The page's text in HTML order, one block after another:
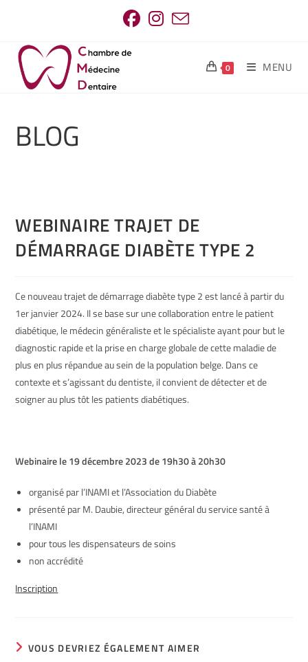
0 MENU
BLOG
WEBINAIRE TRAJET DE
DÉMARRAGE DIABÈTE TYPE 2
Ce nouveau trajet de démarrage diabète type 2 est lancé à partir du
1er janvier 2024. Il se base sur une collaboration entre le patient
diabétique, le médecin généraliste et le spécialiste ayant pour but le
diagnostic rapide et la prise en charge globale de cette maladie de
plus en plus répandue au sein de la population belge. Dans ce
contexte et s’agissant du dentiste, il convient de détecter et de
soigner au plus tôt les patients diabétiques.
Webinaire le 19 décembre 2023 de 19h30 à 20h30
organisé par l’INAMI et l’Association du Diabète
présenté par M. Daubie, directeur général du service santé à
l’INAMI
pour tous les dispensateurs de soins
non accrédité
Inscription
VOUS DEVRIEZ ÉGALEMENT AIMER